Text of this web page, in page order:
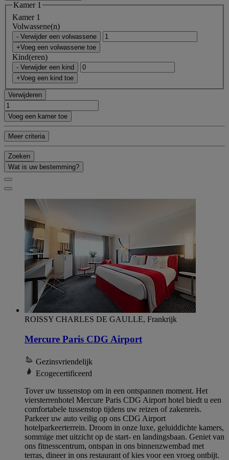
Kamer 1
Kamer 1
Volwassene(n)
- Verwijder een volwassene
+Voeg een volwassene toe
Kind(eren)
- Verwijder een kind
+Voeg een kind toe
Verwijderen
Voeg een kamer toe
Meer criteria
Zoeken
Wat is uw bestemming?
ROISSY CHARLES DE GAULLE, Frankrijk
Mercure Paris CDG Airport
Gezinsvriendelijk
Ecogecertificeerd
Tover uw tussenstop om in een ontspannen moment. Het
viersterrenhotel Mercure Paris CDG Airport hotel biedt u een
comfortabele tussenstop tijdens uw reizen of zakenreis.
Parkeer uw auto veilig op ons CDG Airport
hotelparkeerterrein. Droom in onze luxe, geluiddichte kamers,
sommige met uitzicht op de start- en landingsbaan. Geniet van
ons fitnesscentrum, ontspan in ons binnenzwembad met
terras, dineer in ons restaurant of kies voor een vroeg ontbijt.